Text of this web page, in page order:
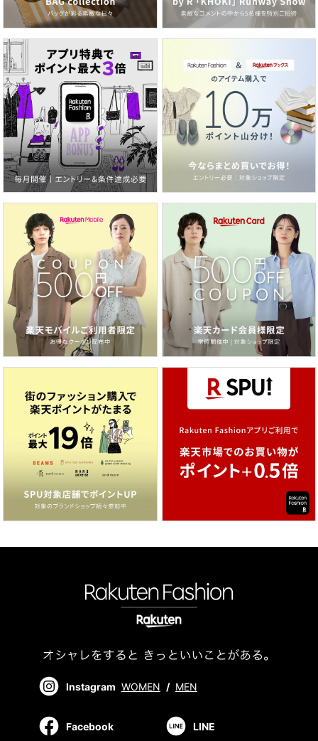
Instagram WOMEN / MEN
Facebook LINE